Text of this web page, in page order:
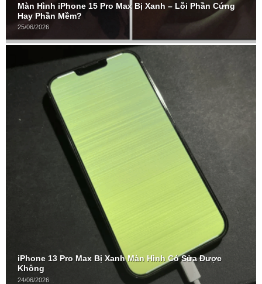
Màn Hình iPhone 15 Pro Max Bị Xanh – Lỗi Phần Cứng
Hay Phần Mềm?
25/06/2026
iPhone 13 Pro Max Bị Xanh Màn Hình Có Sửa Được
Không
24/06/2026